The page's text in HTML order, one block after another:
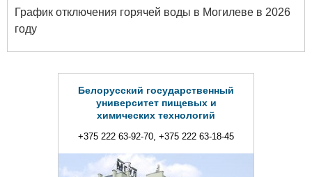
График отключения горячей воды в Могилеве в 2026
году
Белорусский государственный
университет пищевых и
химических технологий
+375 222 63-92-70, +375 222 63-18-45